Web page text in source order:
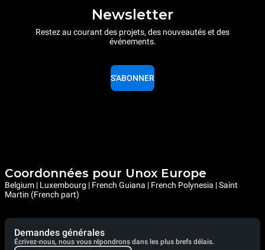
Newsletter
Restez au courant des projets, des nouveautés et des
événements.
S'ABONNER
Coordonnées pour Unox Europe
Belgium | Luxembourg | French Guiana | French Polynesia | Saint
Martin (French part)
Demandes générales
Écrivez-nous, nous vous répondrons dans les plus brefs délais.